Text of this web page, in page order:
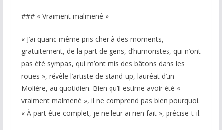
### « Vraiment malmené »
« J’ai quand même pris cher à des moments,
gratuitement, de la part de gens, d’humoristes, qui n’ont
pas été sympas, qui m’ont mis des bâtons dans les
roues », révèle l’artiste de stand-up, lauréat d’un
Molière, au quotidien. Bien qu’il estime avoir été «
vraiment malmené », il ne comprend pas bien pourquoi.
« À part être complet, je ne leur ai rien fait », précise-t-il.